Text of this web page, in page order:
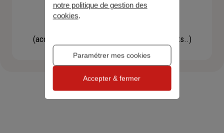
(accéder à l'espace client, gérer mes contrats..)
notre politique de gestion des
cookies.
Paramétrer mes cookies
Accepter & fermer